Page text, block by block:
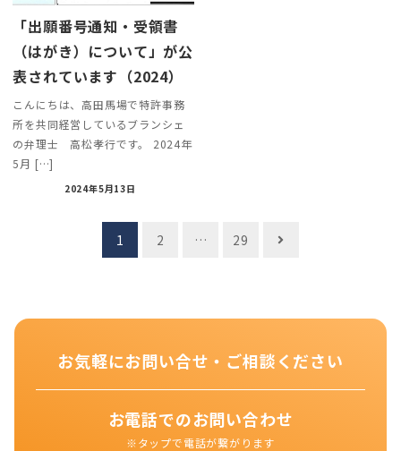
「出願番号通知・受領書
（はがき）について」が公
表されています（2024）
こんにちは、高田馬場で特許事務
所を共同経営しているブランシェ
の弁理士 高松孝行です。 2024年
5月 […]
2024年5月13日
ビ
1 2 … 29
お気軽にお問い合せ・ご相談ください
お電話でのお問い合わせ
※タップで電話が繋がります